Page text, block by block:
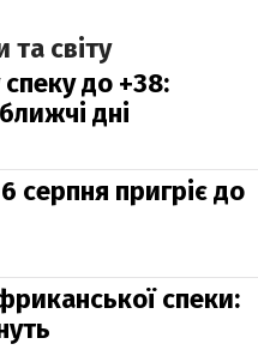
світу
до +38:
дні
серпня пригріє до
спеки: